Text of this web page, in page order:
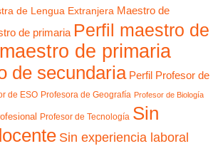
de Lengua Extranjera Maestro de
de primaria Perfil maestro de
de primaria
de secundaria Perfil Profesor de
de ESO Profesora de Geografía Profesor de Biología
Profesor de Tecnología Sin
Sin experiencia laboral